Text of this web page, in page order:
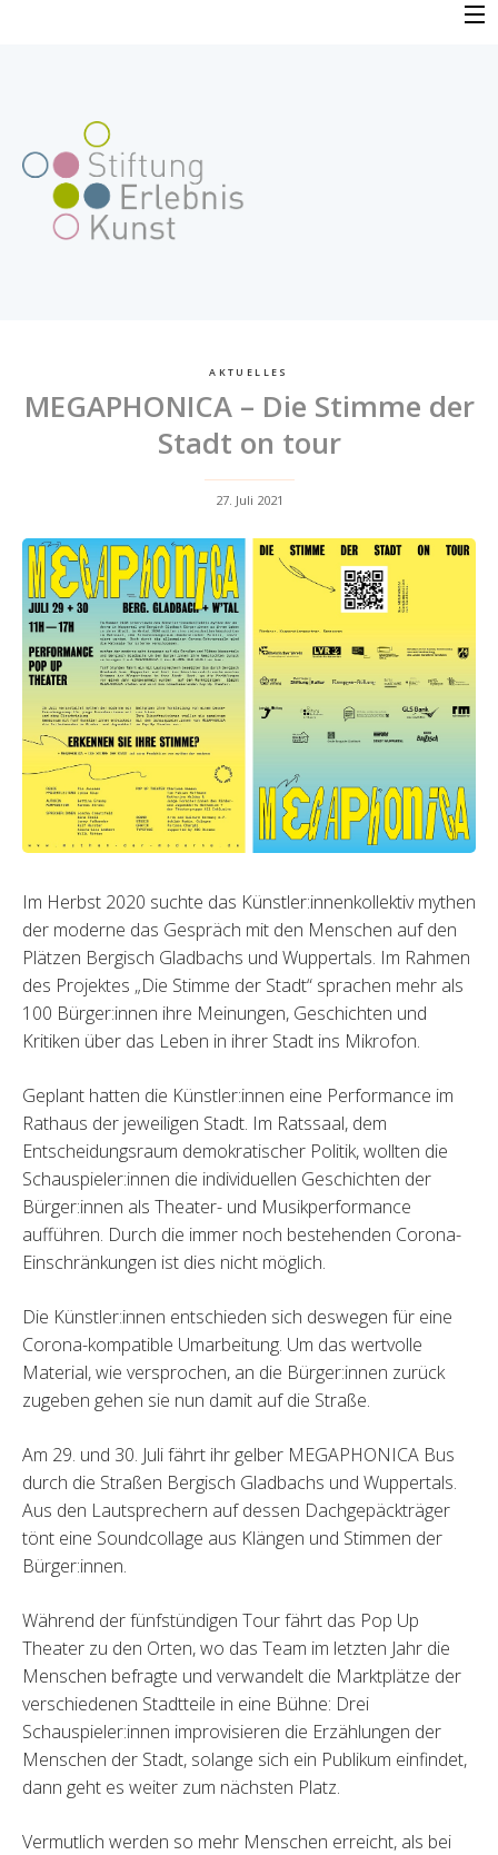
AKTUELLES
AKTUELLES
MEGAPHONICA – Die Stimme der
Stadt on tour
27. Juli 2021
Im Herbst 2020 suchte das Künstler:innenkollektiv mythen
der moderne das Gespräch mit den Menschen auf den
Plätzen Bergisch Gladbachs und Wuppertals. Im Rahmen
des Projektes „Die Stimme der Stadt“ sprachen mehr als
100 Bürger:innen ihre Meinungen, Geschichten und
Kritiken über das Leben in ihrer Stadt ins Mikrofon.
Geplant hatten die Künstler:innen eine Performance im
Rathaus der jeweiligen Stadt. Im Ratssaal, dem
Entscheidungsraum demokratischer Politik, wollten die
Schauspieler:innen die individuellen Geschichten der
Bürger:innen als Theater- und Musikperformance
aufführen. Durch die immer noch bestehenden Corona-
Einschränkungen ist dies nicht möglich.
Die Künstler:innen entschieden sich deswegen für eine
Corona-kompatible Umarbeitung. Um das wertvolle
Material, wie versprochen, an die Bürger:innen zurück
zugeben gehen sie nun damit auf die Straße.
Am 29. und 30. Juli fährt ihr gelber MEGAPHONICA Bus
durch die Straßen Bergisch Gladbachs und Wuppertals.
Aus den Lautsprechern auf dessen Dachgepäckträger
tönt eine Soundcollage aus Klängen und Stimmen der
Bürger:innen.
Während der fünfstündigen Tour fährt das Pop Up
Theater zu den Orten, wo das Team im letzten Jahr die
Menschen befragte und verwandelt die Marktplätze der
verschiedenen Stadtteile in eine Bühne: Drei
Schauspieler:innen improvisieren die Erzählungen der
Menschen der Stadt, solange sich ein Publikum einfindet,
dann geht es weiter zum nächsten Platz.
Vermutlich werden so mehr Menschen erreicht, als bei